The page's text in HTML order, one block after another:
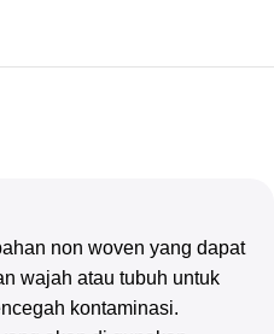
non woven yang dapat
wajah atau tubuh untuk
kontaminasi.